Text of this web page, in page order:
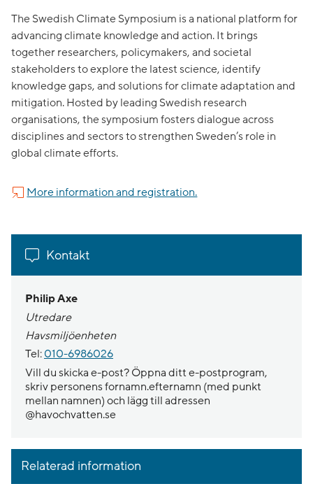
The Swedish Climate Symposium is a national platform for
advancing climate knowledge and action. It brings
together researchers, policymakers, and societal
stakeholders to explore the latest science, identify
knowledge gaps, and solutions for climate adaptation and
mitigation. Hosted by leading Swedish research
organisations, the symposium fosters dialogue across
disciplines and sectors to strengthen Sweden’s role in
global climate efforts.
More information and registration.
Kontakt
Philip Axe
Utredare
Havsmiljöenheten
Tel: 010-6986026
Vill du skicka e-post? Öppna ditt e-postprogram,
skriv personens fornamn.efternamn (med punkt
mellan namnen) och lägg till adressen
@havochvatten.se
Relaterad information